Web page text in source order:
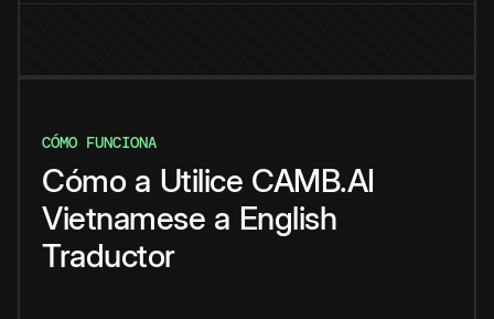
CÓMO FUNCIONA
Cómo a Utilice CAMB.AI
Vietnamese a English
Traductor